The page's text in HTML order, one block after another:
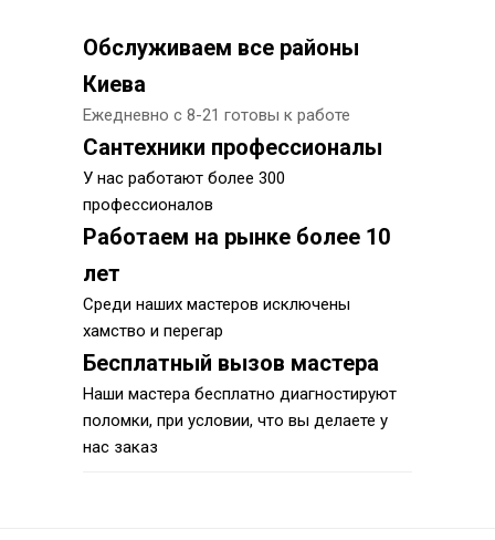
Обслуживаем все районы
Киева
Ежедневно с 8-21 готовы к работе
Сантехники профессионалы
У нас работают более 300
профессионалов
Работаем на рынке более 10
лет
Среди наших мастеров исключены
хамство и перегар
Бесплатный вызов мастера
Наши мастера бесплатно диагностируют
поломки, при условии, что вы делаете у
нас заказ